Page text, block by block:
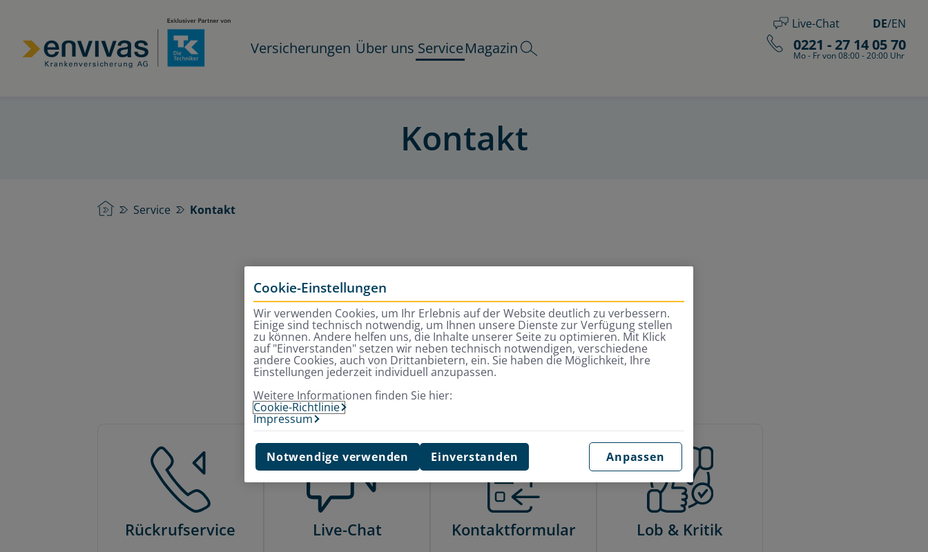
Versicherungen Über uns ServiceMagazin
Live-Chat DE/EN
0221 - 27 14 05 70
Mo - Fr von 08:00 - 20:00 Uhr
Kontakt
StartseiteService Kontakt
Montag - Freitag von 08:00 bis 20:00 Uhr.
0221 - 27 14 05 70
Zur Übersicht aller aktuellen Reaktions- und Bearbeitungszeiten
Rückrufservice Live-Chat Kontaktformular Lob & Kritik
Cookie-Einstellungen
Wir verwenden Cookies, um Ihr Erlebnis auf der Website deutlich zu verbessern.
Einige sind technisch notwendig, um Ihnen unsere Dienste zur Verfügung stellen
zu können. Andere helfen uns, die Inhalte unserer Seite zu optimieren. Mit Klick
auf "Einverstanden" setzen wir neben technisch notwendigen, verschiedene
andere Cookies, auch von Drittanbietern, ein. Sie haben die Möglichkeit, Ihre
Einstellungen jederzeit individuell anzupassen.
Weitere Informationen finden Sie hier:
Cookie-Richtlinie
Impressum
Anpassen
Notwendige verwenden Einverstanden